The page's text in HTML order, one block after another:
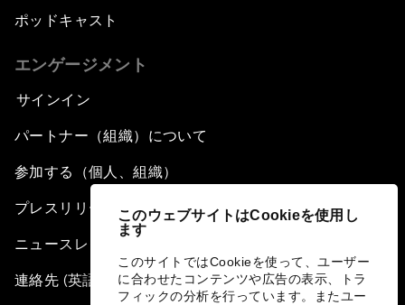
このウェブサイトはCookieを使用し
ます
このサイトではCookieを使って、ユーザー
に合わせたコンテンツや広告の表示、トラ
フィックの分析を行っています。またユー
ポッドキャスト
エンゲージメント
サインイン
パートナー（組織）について
参加する（個人、組織）
プレスリリース登録
ニュースレター購読
連絡先 (英語のみ)